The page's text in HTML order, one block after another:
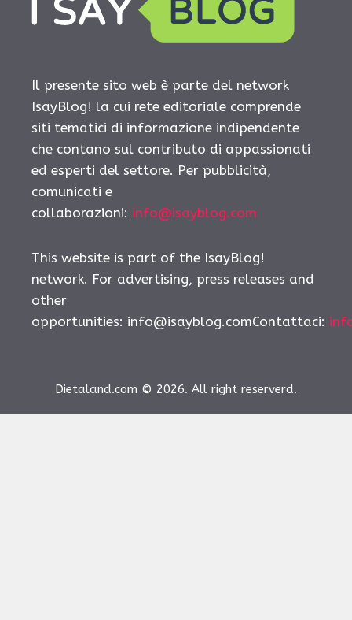
Il presente sito web è parte del network
IsayBlog! la cui rete editoriale comprende
siti tematici di informazione indipendente
che contano sul contributo di appassionati
ed esperti del settore. Per pubblicità,
comunicati e
collaborazioni: info@isayblog.com
This website is part of the IsayBlog!
network. For advertising, press releases and
other
opportunities: info@isayblog.comContattaci:
Dietaland.com © 2026. All right reserverd.